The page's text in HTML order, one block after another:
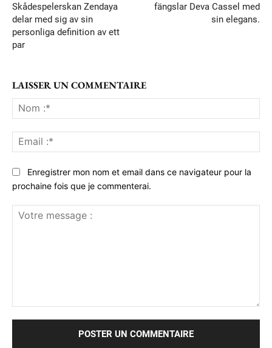
Skådespelerskan Zendaya
delar med sig av sin
personliga definition av ett
par
fängslar Deva Cassel med
sin elegans.
LAISSER UN COMMENTAIRE
:*
:*
Enregistrer mon nom et email dans ce navigateur pour la
prochaine fois que je commenterai.